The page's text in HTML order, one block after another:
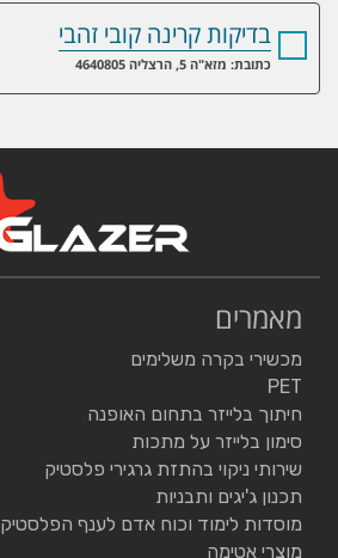
בדיקות קרינה קובי זהבי
כתובת: מזא"ה 5, הרצליה 4640805
מאמרים
מכשירי בקרה משלימים
PET
חיתוך בלייזר בתחום האופנה
סימון בלייזר על מתכות
שירותי ניקוי בהתזת גרגירי פלסטיק
תכנון ג'יגים ותבניות
מוסדות לימוד וכוח אדם לענף הפלסטיק
מוצרי אטימה